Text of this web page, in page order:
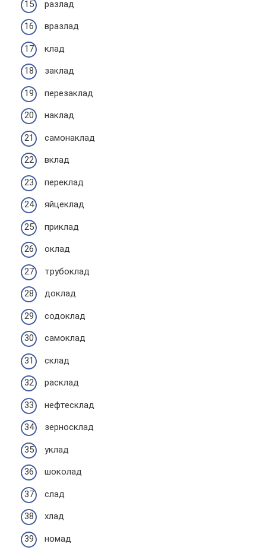
разлад
вразлад
клад
заклад
перезаклад
наклад
самонаклад
вклад
переклад
яйцеклад
приклад
оклад
трубоклад
доклад
содоклад
самоклад
склад
расклад
нефтесклад
зерносклад
уклад
шоколад
слад
хлад
номад